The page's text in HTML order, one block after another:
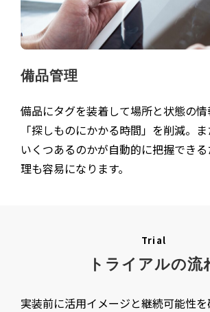
備品管理
備品にタグを装着して場所と状態の
「探しものにかかる時間」を削減。
いくつあるのかが自動的に把握でき
理も容易になります。
Trial
トライアルの流
実装前に活用イメージと継続可能性を